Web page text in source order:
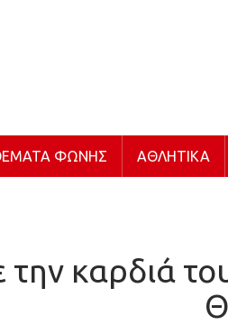
ΦΩΝΉΣ ΑΘΛΗΤΙΚΆ
την καρδιά